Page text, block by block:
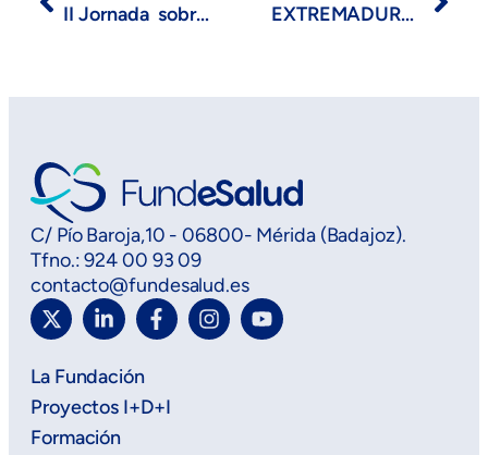
II Jornada sobre Investigación, Innovación y Formación en Salud (IIFSalud 2025) EXTREMADURA COORDINA LAS MEJORAS EN AUTOMANEJO DE ENFERMEDADES CARDIOVASCULARES Y DIABETES EN EUROPA.
C/ Pío Baroja,10 - 06800- Mérida (Badajoz).
Tfno.: 924 00 93 09
contacto@fundesalud.es
La Fundación
Proyectos I+D+I
Formación